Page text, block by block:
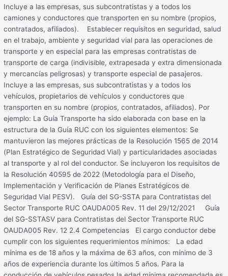
Incluye a las empresas, sus subcontratistas y a todos los
camiones y conductores que transporten en su nombre (propios,
contratados, afiliados). Establecer requisitos en seguridad, salud
en el trabajo, ambiente y seguridad vial para las operaciones de
transporte y en especial para las empresas contratistas de
transporte de carga (indivisible, extrapesada y extra dimensionada
y mercancías peligrosas) y transporte especial de pasajeros.
Incluye a las empresas, sus subcontratistas y a todos los
vehículos, propietarios de vehículos y conductores que
transporten en su nombre (propios, contratados, afiliados). Por
ejemplo: La Guía Transporte ha sido elaborada con base en la
estructura de la Guía RUC con los siguientes elementos: Se
mantuvieron las mejores prácticas de la Resolución 1565 de 2014
(Plan Estratégico de Seguridad Vial) y particularidades asociadas
al transporte y al rol del conductor. Se incluyeron los requisitos de
la Resolución 40595 de 2022 (Metodología para el Diseño,
Implementación y Verificación de Planes Estratégicos de
Seguridad Vial PESV). Guía del SG-SSTA para Contratistas del
Sector Transporte RUC OAUDA005 Rev. 11 del 29/12/2021 Guía
del SG-SSTASV para Contratistas del Sector Transporte RUC
OAUDA005 Rev. 12 2.4 Competencias El cargo conductor debe
cumplir con los siguientes requerimientos mínimos: La edad
mínima es de 18 años y la máxima de 63 años, con mínimo de 3
años de experiencia durante los últimos 5 años. Para la